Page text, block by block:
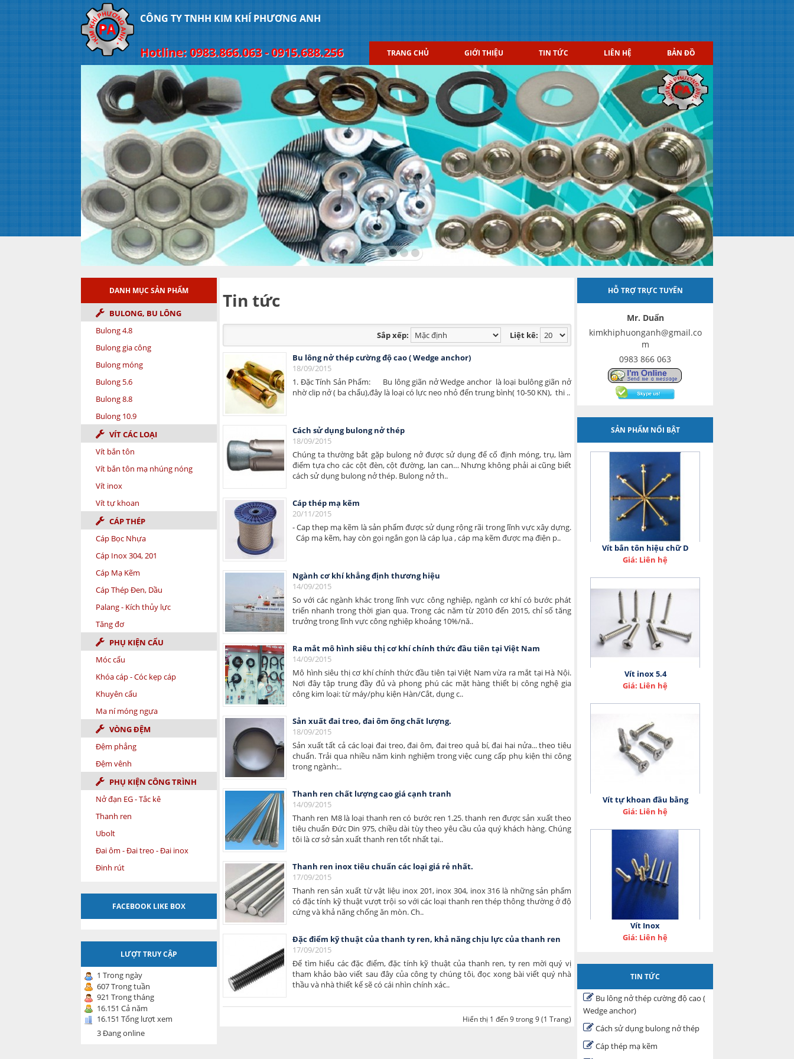
CÔNG TY TNHH KIM KHÍ PHƯƠNG ANH
Hotline: 0983.866.063 - 0915.688.256 TRANG CHỦ GIỚI THIỆU TIN TỨC LIÊN HỆ BẢN ĐỒ
DANH MỤC SẢN PHẨM
BULONG, BU LÔNG
Bulong 4.8
Bulong gia công
Bulong móng
Bulong 5.6
Bulong 8.8
Bulong 10.9
VÍT CÁC LOẠI
Vít bắn tôn
Vít bắn tôn mạ nhúng nóng
Vít inox
Vít tự khoan
CÁP THÉP
Cáp Bọc Nhựa
Cáp Inox 304, 201
Cáp Mạ Kẽm
Cáp Thép Đen, Dầu
Palang - Kích thủy lực
Tăng đơ
PHỤ KIỆN CẨU
Móc cẩu
Khóa cáp - Cóc kẹp cáp
Khuyên cẩu
Ma ní móng ngựa
VÒNG ĐỆM
Đệm phẳng
Đệm vênh
PHỤ KIỆN CÔNG TRÌNH
Nở đạn EG - Tắc kê
Thanh ren
Ubolt
Đai ôm - Đai treo - Đai inox
Đinh rút
FACEBOOK LIKE BOX
LƯỢT TRUY CẬP
1 Trong ngày
607 Trong tuần
921 Trong tháng
16.151 Cả năm
16.151 Tổng lượt xem
3 Đang online
HỖ TRỢ TRỰC TUYẾN
Mr. Duẩn
kimkhiphuonganh@gmail.co
m
0983 866 063
SẢN PHẨM NỔI BẬT
Vít bắn tôn hiệu chữ D
Giá: Liên hệ
Vít inox 5.4
Giá: Liên hệ
Vít tự khoan đầu bằng
Giá: Liên hệ
Vít Inox
Giá: Liên hệ
TIN TỨC
Bu lông nở thép cường độ cao (
Wedge anchor)
Cách sử dụng bulong nở thép
Cáp thép mạ kẽm
Tin tức
Liệt kê:
Sắp xếp:
Bu lông nở thép cường độ cao ( Wedge anchor)
18/09/2015
1. Đặc Tính Sản Phẩm: Bu lông giãn nở Wedge anchor là loại bulông giãn nở
nhờ clip nở ( ba chấu),đây là loại có lực neo nhỏ đến trung bình( 10-50 KN), thi ..
Cách sử dụng bulong nở thép
18/09/2015
Chúng ta thường bắt gặp bulong nở được sử dụng để cố định móng, trụ, làm
điểm tựa cho các cột đèn, cột đường, lan can… Nhưng không phải ai cũng biết
cách sử dụng bulong nở thép. Bulong nở th..
Cáp thép mạ kẽm
20/11/2015
- Cap thep mạ kẽm là sản phẩm được sử dụng rộng rãi trong lĩnh vực xây dựng.
Cáp mạ kẽm, hay còn gọi ngắn gọn là cáp lụa , cáp mạ kẽm được mạ điện p..
Ngành cơ khí khẳng định thương hiệu
14/09/2015
So với các ngành khác trong lĩnh vực công nghiệp, ngành cơ khí có bước phát
triển nhanh trong thời gian qua. Trong các năm từ 2010 đến 2015, chỉ số tăng
trưởng trong lĩnh vực công nghiệp khoảng 10%/nă..
Ra mắt mô hình siêu thị cơ khí chính thức đầu tiên tại Việt Nam
14/09/2015
Mô hình siêu thị cơ khí chính thức đầu tiên tại Việt Nam vừa ra mắt tại Hà Nội.
Nơi đây tập trung đầy đủ và phong phú các mặt hàng thiết bị công nghệ gia
công kim loại: từ máy/phụ kiện Hàn/Cắt, dụng c..
Sản xuất đai treo, đai ôm ống chất lượng.
18/09/2015
Sản xuất tất cả các loại đai treo, đai ôm, đai treo quả bí, đai hai nửa... theo tiêu
chuẩn. Trải qua nhiều năm kinh nghiệm trong việc cung cấp phụ kiện thi công
trong ngành:..
Thanh ren chất lượng cao giá cạnh tranh
14/09/2015
Thanh ren M8 là loại thanh ren có bước ren 1.25. thanh ren được sản xuất theo
tiêu chuẩn Đức Din 975, chiều dài tùy theo yêu cầu của quý khách hàng. Chúng
tôi là cơ sở sản xuất thanh ren tốt nhất tại..
Thanh ren inox tiêu chuẩn các loại giá rẻ nhất.
17/09/2015
Thanh ren sản xuất từ vật liệu inox 201, inox 304, inox 316 là những sản phẩm
có đặc tính kỹ thuật vượt trội so với các loại thanh ren thép thông thường ở độ
cứng và khả năng chống ăn mòn. Ch..
Đặc điểm kỹ thuật của thanh ty ren, khả năng chịu lực của thanh ren
17/09/2015
Để tìm hiểu các đặc điểm, đặc tính kỹ thuật của thanh ren, ty ren mời quý vị
tham khảo bào viết sau đây của công ty chúng tôi, đọc xong bài viết quý nhà
thầu và nhà thiết kế sẽ có cái nhìn chính xác..
Hiển thị 1 đến 9 trong 9 (1 Trang)